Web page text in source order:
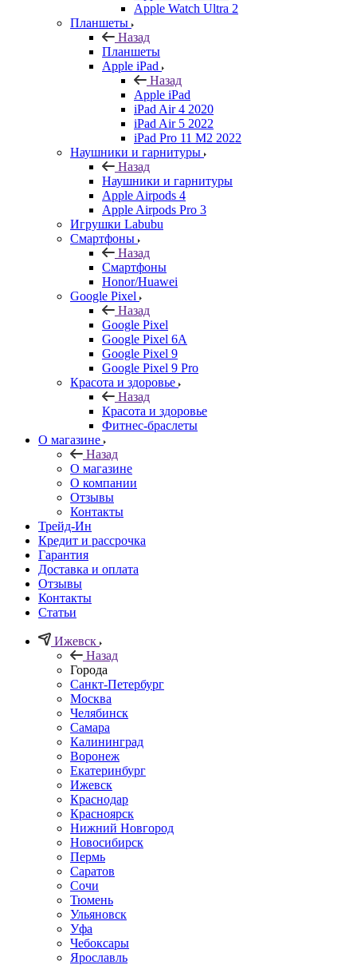
Apple Watch Ultra 2
Планшеты
Назад
Планшеты
Apple iPad
Назад
Apple iPad
iPad Air 4 2020
iPad Air 5 2022
iPad Pro 11 M2 2022
Наушники и гарнитуры
Назад
Наушники и гарнитуры
Apple Airpods 4
Apple Airpods Pro 3
Игрушки Labubu
Смартфоны
Назад
Смартфоны
Honor/Huawei
Google Pixel
Назад
Google Pixel
Google Pixel 6A
Google Pixel 9
Google Pixel 9 Pro
Красота и здоровье
Назад
Красота и здоровье
Фитнес-браслеты
О магазине
Назад
О магазине
О компании
Отзывы
Контакты
Трейд-Ин
Кредит и рассрочка
Гарантия
Доставка и оплата
Отзывы
Контакты
Статьи
Ижевск
Назад
Города
Санкт-Петербург
Москва
Челябинск
Самара
Калининград
Воронеж
Екатеринбург
Ижевск
Краснодар
Красноярск
Нижний Новгород
Новосибирск
Пермь
Саратов
Сочи
Тюмень
Ульяновск
Уфа
Чебоксары
Ярославль